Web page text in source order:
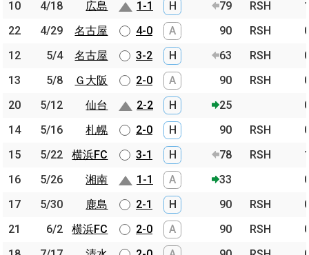
10
4/18 広島 1-1 H 79 RSH
22
4/29 名古屋 4-0 A 90 RSH
12
5/4 名古屋 3-2 H 63 RSH
13
5/8 Ｇ大阪 2-0 A 90 RSH
20
5/12 仙台 2-2 H 25
14
5/16 札幌 2-0 H 90 RSH
15
5/22 横浜FC 3-1 H 78 RSH
16
5/26 湘南 1-1 A 33
17
5/30 鹿島 2-1 H 90 RSH
21
6/2 横浜FC 2-0 A 90 RSH
10
4/18
広島
22
4/29
名古屋
12
5/4
名古屋
13
5/8
Ｇ大阪
20
5/12
仙台
14
5/16
札幌
15
5/22
横浜FC
16
5/26
湘南
17
5/30
鹿島
21
6/2
横浜FC